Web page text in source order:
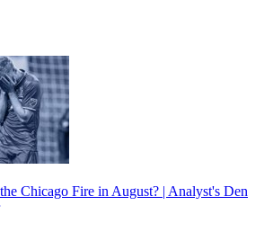
Chicago Fire in August? | Analyst's Den